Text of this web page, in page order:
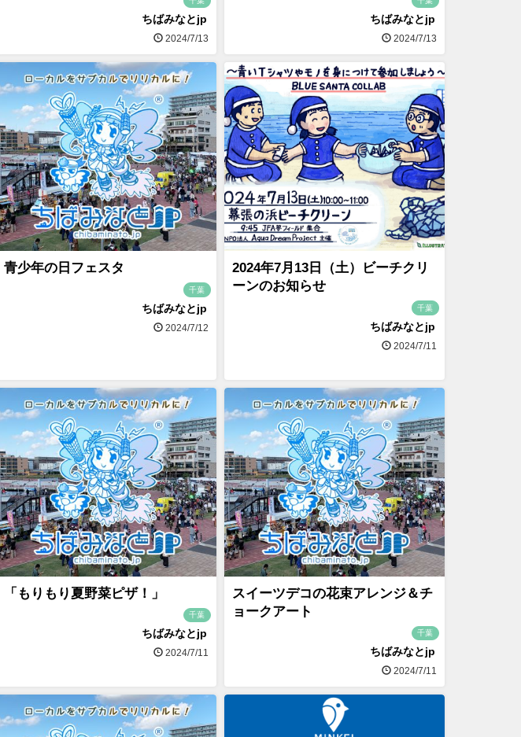
ちばみなとjp
2024/7/13
ちばみなとjp
2024/7/13
青少年の日フェスタ
千葉
ちばみなとjp
2024/7/12
2024年7月13日（土）ビーチクリ
ーンのお知らせ
千葉
ちばみなとjp
2024/7/11
「もりもり夏野菜ピザ！」
千葉
ちばみなとjp
2024/7/11
スイーツデコの花束アレンジ＆チ
ョークアート
千葉
ちばみなとjp
2024/7/11